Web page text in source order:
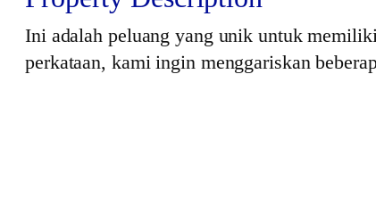
Ini adalah peluang yang unik untuk
perkataan, kami ingin menggariskan